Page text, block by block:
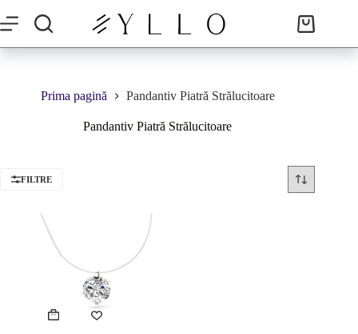
la
conținut
Coș
Prima pagină Pandantiv Piatră Strălucitoare
Pandantiv Piatră Strălucitoare
FILTRE